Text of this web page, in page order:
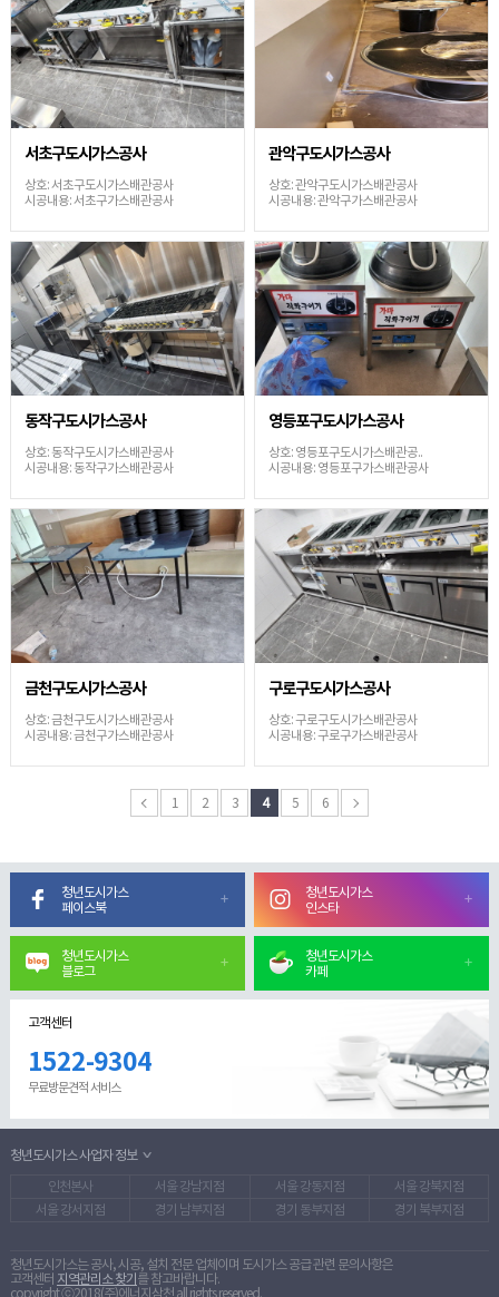
서초구도시가스공사
상호: 서초구도시가스배관공사
시공내용: 서초구가스배관공사
관악구도시가스공사
상호: 관악구도시가스배관공사
시공내용: 관악구가스배관공사
동작구도시가스공사
상호: 동작구도시가스배관공사
시공내용: 동작구가스배관공사
영등포구도시가스공사
상호: 영등포구도시가스배관공..
시공내용: 영등포구가스배관공사
금천구도시가스공사
상호: 금천구도시가스배관공사
시공내용: 금천구가스배관공사
구로구도시가스공사
상호: 구로구도시가스배관공사
시공내용: 구로구가스배관공사
1 2 3 4 5 6
청년도시가스
페이스북
청년도시가스
인스타
청년도시가스
블로그
청년도시가스
카페
고객센터
1522-9304
무료방문견적 서비스
청년도시가스 사업자 정보
인천본사 서울 강남지점 서울 강동지점
서울 강북지점
서울 강서지점
경기 남부지점 경기 동부지점 경기 북부지점
청년도시가스는 공사, 시공, 설치 전문 업체이며 도시가스 공급 관련 문의사항은
고객센터 지역관리소 찾기 를 참고바랍니다.